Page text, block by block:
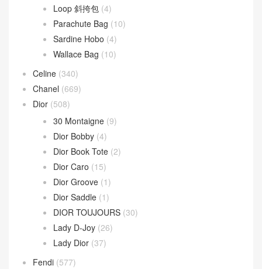
Loop 斜挎包 (4)
Parachute Bag (10)
Sardine Hobo (4)
Wallace Bag (10)
Celine (340)
Chanel (669)
Dior (508)
30 Montaigne (9)
Dior Bobby (4)
Dior Book Tote (2)
Dior Caro (15)
Dior Groove (1)
Dior Saddle (1)
DIOR TOUJOURS (30)
Lady D-Joy (26)
Lady Dior (37)
Fendi (577)